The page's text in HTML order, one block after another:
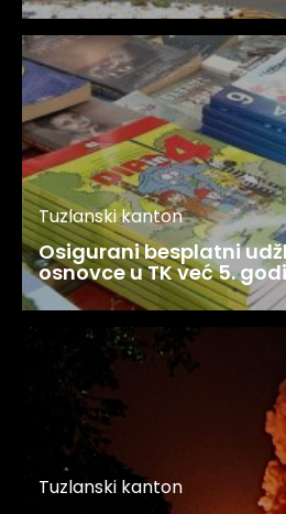
Tuzlanski kanton
Osigurani besplatni
osnovce u TK već 5.
Tuzlanski kanton